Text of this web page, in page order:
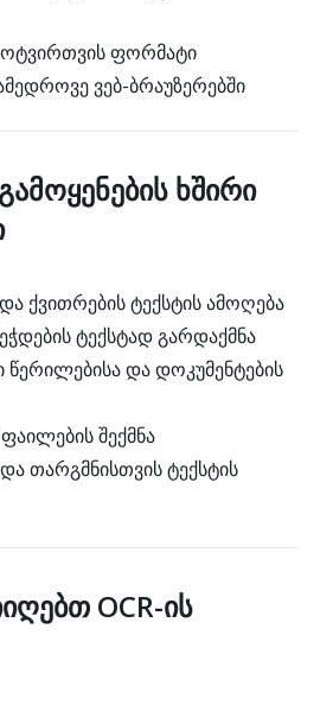
ფორმატი
ვებ-ბრაუზერებში
ხშირი
ქვითრების ტექსტის ამოღება
ტექსტად გარდაქმნა
წერილებისა და დოკუმენტების
შექმნა
თარგმნისთვის ტექსტის
OCR-ის